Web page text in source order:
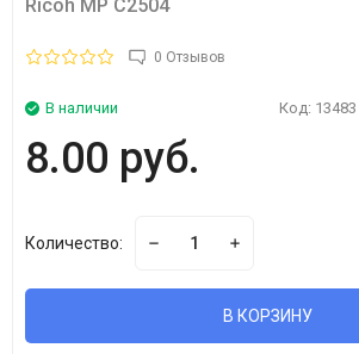
Ricoh MP C2504
0 Отзывов
В наличии Код: 13483
8.00 руб.
Количество:
В КОРЗИНУ